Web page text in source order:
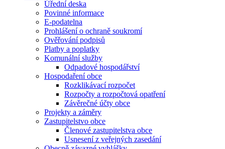
Úřední deska
Povinné informace
E-podatelna
Prohlášení o ochraně soukromí
Ověřování podpisů
Platby a poplatky
Komunální služby
Odpadové hospodářství
Hospodaření obce
Rozklikávací rozpočet
Rozpočty a rozpočtová opatření
Závěrečné účty obce
Projekty a záměry
Zastupitelstvo obce
Členové zastupitelstva obce
Usnesení z veřejných zasedání